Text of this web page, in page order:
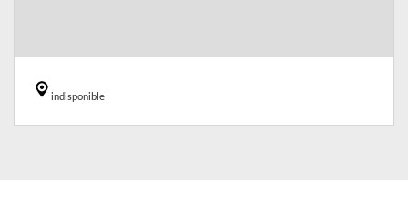
indisponible